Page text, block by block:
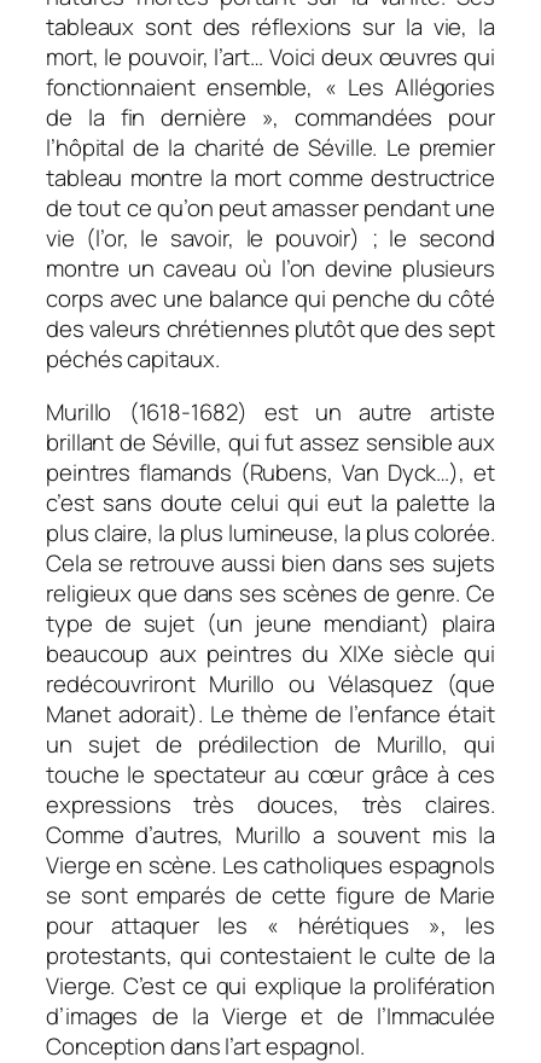
tableaux sont des réflexions sur la vie, la
mort, le pouvoir, l’art… Voici deux œuvres qui
fonctionnaient ensemble, « Les Allégories
de la fin dernière », commandées pour
l’hôpital de la charité de Séville. Le premier
tableau montre la mort comme destructrice
de tout ce qu’on peut amasser pendant une
vie (l’or, le savoir, le pouvoir) ; le second
montre un caveau où l’on devine plusieurs
corps avec une balance qui penche du côté
des valeurs chrétiennes plutôt que des sept
péchés capitaux.
Murillo (1618-1682) est un autre artiste
brillant de Séville, qui fut assez sensible aux
peintres flamands (Rubens, Van Dyck…), et
c’est sans doute celui qui eut la palette la
plus claire, la plus lumineuse, la plus colorée.
Cela se retrouve aussi bien dans ses sujets
religieux que dans ses scènes de genre. Ce
type de sujet (un jeune mendiant) plaira
beaucoup aux peintres du XIXe siècle qui
redécouvriront Murillo ou Vélasquez (que
Manet adorait). Le thème de l’enfance était
un sujet de prédilection de Murillo, qui
touche le spectateur au cœur grâce à ces
expressions très douces, très claires.
Comme d’autres, Murillo a souvent mis la
Vierge en scène. Les catholiques espagnols
se sont emparés de cette figure de Marie
pour attaquer les « hérétiques », les
protestants, qui contestaient le culte de la
Vierge. C’est ce qui explique la prolifération
d’images de la Vierge et de l’Immaculée
Conception dans l’art espagnol.